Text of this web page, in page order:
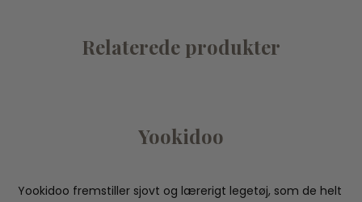
Relaterede produkter
Yookidoo
Yookidoo fremstiller sjovt og lærerigt legetøj, som de helt